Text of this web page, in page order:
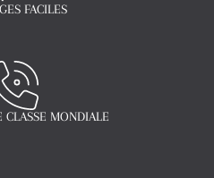
FACILES
CLASSE MONDIALE